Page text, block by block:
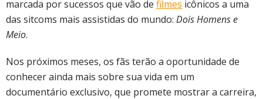
marcada por sucessos que vão de filmes icônicos a uma
das sitcoms mais assistidas do mundo: Dois Homens e
Meio.
Nos próximos meses, os fãs terão a oportunidade de
conhecer ainda mais sobre sua vida em um
documentário exclusivo, que promete mostrar a carreira,